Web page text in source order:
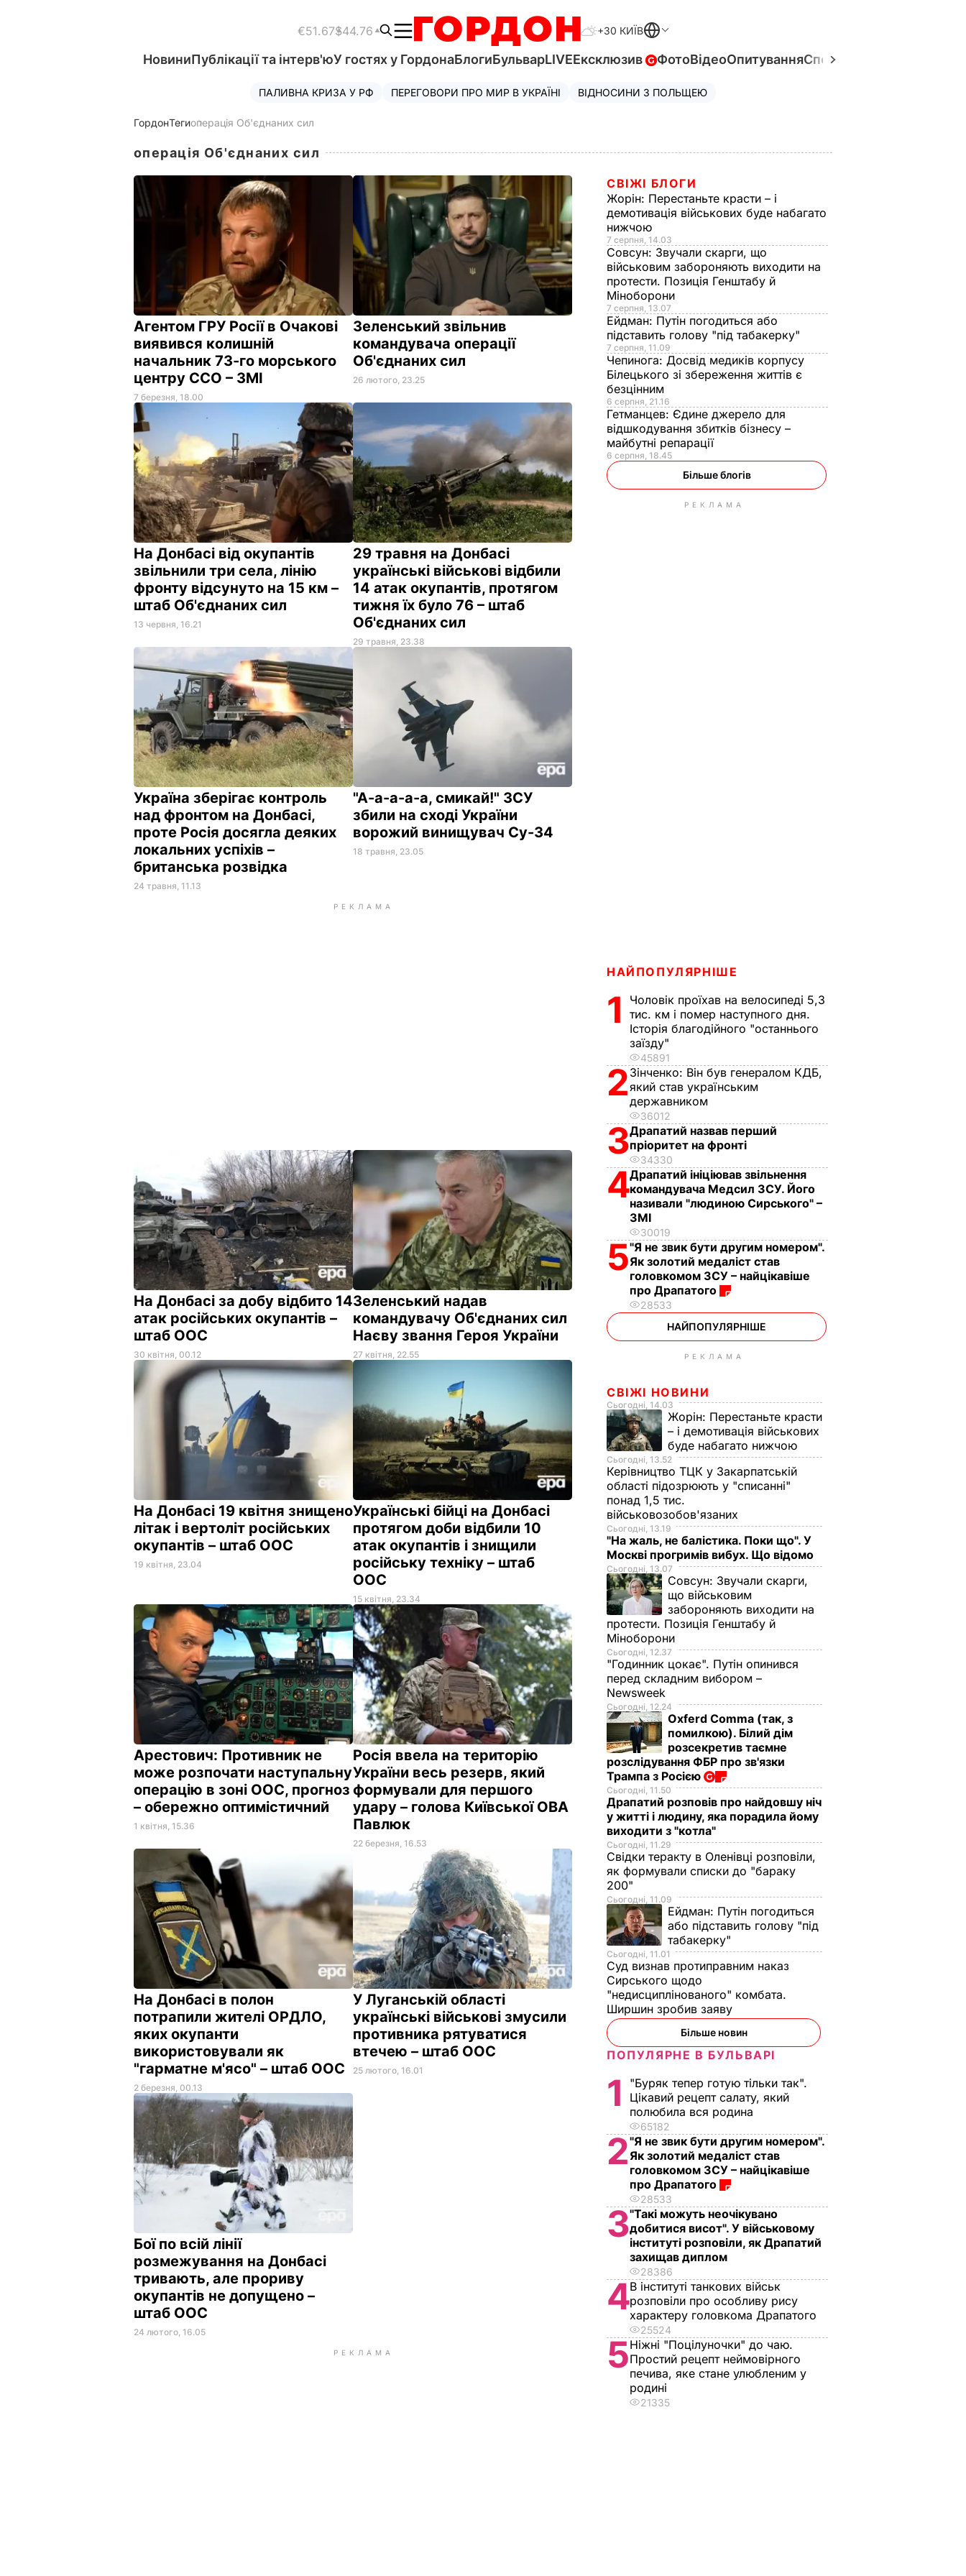
€51.67$44.76 +30 КИЇВ
НовиниПублікації та інтерв'юУ гостях у ГордонаБлогиБульварLIVEЕксклюзив ФотоВідеоОпитуванняСпецпроєкти
ПАЛИВНА КРИЗА У РФ ПЕРЕГОВОРИ ПРО МИР В УКРАЇНІ ВІДНОСИНИ З ПОЛЬЩЕЮ
ГордонТегиоперація Об'єднаних сил
операція Об'єднаних сил
Агентом ГРУ Росії в Очакові
виявився колишній
начальник 73-го морського
центру ССО – ЗМІ
7 березня, 18.00
Зеленський звільнив
командувача операції
Об'єднаних сил
26 лютого, 23.25
На Донбасі від окупантів
звільнили три села, лінію
фронту відсунуто на 15 км –
штаб Об'єднаних сил
13 червня, 16.21
29 травня на Донбасі
українські військові відбили
14 атак окупантів, протягом
тижня їх було 76 – штаб
Об'єднаних сил
29 травня, 23.38
Україна зберігає контроль
над фронтом на Донбасі,
проте Росія досягла деяких
локальних успіхів –
британська розвідка
24 травня, 11.13
"А-а-а-а-а, смикай!" ЗСУ
збили на сході України
ворожий винищувач Су-34
18 травня, 23.05
РЕКЛАМА
На Донбасі за добу відбито 14
атак російських окупантів –
штаб ООС
30 квітня, 00.12
Зеленський надав
командувачу Об'єднаних сил
Наєву звання Героя України
27 квітня, 22.55
На Донбасі 19 квітня знищено
літак і вертоліт російських
окупантів – штаб ООС
19 квітня, 23.04
Українські бійці на Донбасі
протягом доби відбили 10
атак окупантів і знищили
російську техніку – штаб
ООС
15 квітня, 23.34
Арестович: Противник не
може розпочати наступальну
операцію в зоні ООС, прогноз
– обережно оптимістичний
1 квітня, 15.36
Росія ввела на територію
України весь резерв, який
формували для першого
удару – голова Київської ОВА
Павлюк
22 березня, 16.53
На Донбасі в полон
потрапили жителі ОРДЛО,
яких окупанти
використовували як
"гарматне м'ясо" – штаб ООС
2 березня, 00.13
У Луганській області
українські військові змусили
противника рятуватися
втечею – штаб ООС
25 лютого, 16.01
Бої по всій лінії
розмежування на Донбасі
тривають, але прориву
окупантів не допущено –
штаб ООС
24 лютого, 16.05
РЕКЛАМА
СВІЖІ БЛОГИ
Жорін: Перестаньте красти – і
демотивація військових буде набагато
нижчою
7 серпня, 14.03
Совсун: Звучали скарги, що
військовим забороняють виходити на
протести. Позиція Генштабу й
Міноборони
7 серпня, 13.07
Ейдман: Путін погодиться або
підставить голову "під табакерку"
7 серпня, 11.09
Чепинога: Досвід медиків корпусу
Білецького зі збереження життів є
безцінним
6 серпня, 21.16
Гетманцев: Єдине джерело для
відшкодування збитків бізнесу –
майбутні репарації
6 серпня, 18.45
Більше блогів
РЕКЛАМА
НАЙПОПУЛЯРНІШЕ
1
Чоловік проїхав на велосипеді 5,3
тис. км і помер наступного дня.
Історія благодійного "останнього
заїзду"
45891
2 Зінченко: Він був генералом КДБ,
який став українським
державником
36012
3Драпатий назвав перший
пріоритет на фронті
34330
4Драпатий ініціював звільнення
командувача Медсил ЗСУ. Його
називали "людиною Сирського" –
ЗМІ
30019
5"Я не звик бути другим номером".
Як золотий медаліст став
головкомом ЗСУ – найцікавіше
про Драпатого
28533
НАЙПОПУЛЯРНІШЕ
РЕКЛАМА
СВІЖІ НОВИНИ
Сьогодні, 14.03
Жорін: Перестаньте красти
– і демотивація військових
буде набагато нижчою
Сьогодні, 13.52
Керівництво ТЦК у Закарпатській
області підозрюють у "списанні"
понад 1,5 тис.
військовозобов'язаних
Сьогодні, 13.19
"На жаль, не балістика. Поки що". У
Москві прогримів вибух. Що відомо
Сьогодні, 13.07
Совсун: Звучали скарги,
що військовим
забороняють виходити на
протести. Позиція Генштабу й
Міноборони
Сьогодні, 12.37
"Годинник цокає". Путін опинився
перед складним вибором –
Newsweek
Сьогодні, 12.24
Oxferd Comma (так, з
помилкою). Білий дім
розсекретив таємне
розслідування ФБР про зв'язки
Трампа з Росією
Сьогодні, 11.50
Драпатий розповів про найдовшу ніч
у житті і людину, яка порадила йому
виходити з "котла"
Сьогодні, 11.29
Свідки теракту в Оленівці розповіли,
як формували списки до "бараку
200"
Сьогодні, 11.09
Ейдман: Путін погодиться
або підставить голову "під
табакерку"
Сьогодні, 11.01
Суд визнав протиправним наказ
Сирського щодо
"недисциплінованого" комбата.
Ширшин зробив заяву
Більше новин
ПОПУЛЯРНЕ В БУЛЬВАРІ
1
"Буряк тепер готую тільки так".
Цікавий рецепт салату, який
полюбила вся родина
65182
2"Я не звик бути другим номером".
Як золотий медаліст став
головкомом ЗСУ – найцікавіше
про Драпатого
28533
3"Такі можуть неочікувано
добитися висот". У військовому
інституті розповіли, як Драпатий
захищав диплом
28386
4В інституті танкових військ
розповіли про особливу рису
характеру головкома Драпатого
25524
5Ніжні "Поцілуночки" до чаю.
Простий рецепт неймовірного
печива, яке стане улюбленим у
родині
21335